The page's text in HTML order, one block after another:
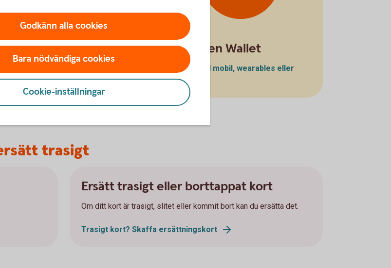
ha glömt kortet
hemma
Skaffa en Wallet
Betala med mobil, wearables eller
klocka
trasigt
Ersätt trasigt eller borttappat kort
Om ditt kort är trasigt, slitet eller kommit bort kan du ersätta det.
Trasigt kort? Skaffa ersättningskort
Godkänn alla cookies
Bara nödvändiga cookies
Cookie-inställningar